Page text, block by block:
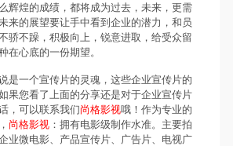
辉煌的成绩，都将成为过去，未来，更需
来的展望要让手中看到企业的潜力，和员
骄不躁，积极向上，锐意进取，给受众留
在心底的一份期望。
是一个宣传片的灵魂，这些企业宣传片的
果您看了上面的分享还是对于企业宣传片
，可以联系我们尚格影视哦！作为专业的
尚格影视：拥有电影级制作水准。主要拍
业微电影、产品宣传片、广告片、电视广